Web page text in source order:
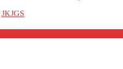
Author
JKJGS